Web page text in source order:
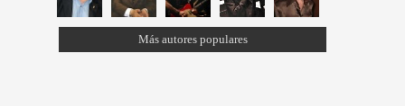
Más autores populares